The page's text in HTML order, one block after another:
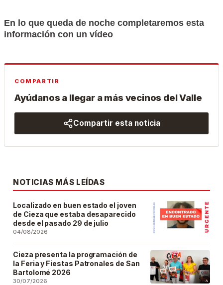
En lo que queda de noche completaremos esta
información con un vídeo
COMPARTIR
Ayúdanos a llegar a más vecinos del Valle
Compartir esta noticia
NOTICIAS MÁS LEÍDAS
Localizado en buen estado el joven
de Cieza que estaba desaparecido
desde el pasado 29 de julio
04/08/2026
Cieza presenta la programación de
la Feria y Fiestas Patronales de San
Bartolomé 2026
30/07/2026